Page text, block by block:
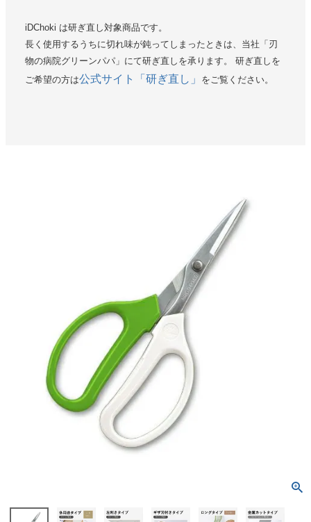
iDChoki は研ぎ直し対象商品です。
長く使用するうちに切れ味が鈍ってしまったときは、当社「刃
物の病院グリーンパパ」にて研ぎ直しを承ります。 研ぎ直しを
ご希望の方は公式サイト「研ぎ直し」 をご覧ください。